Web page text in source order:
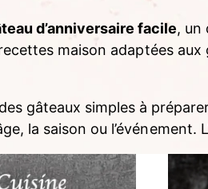
d’anniversaire facile, un
maison adaptées
gâteaux simples à
la saison ou